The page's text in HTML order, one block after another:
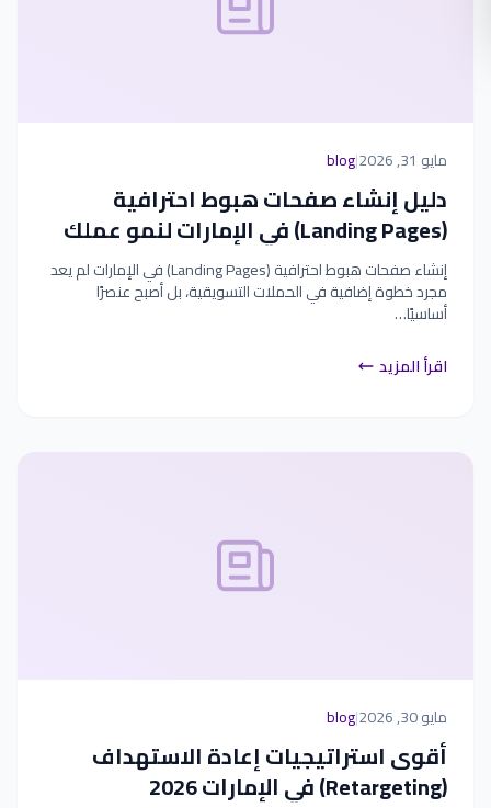
مايو 31, 2026 |
blog
دليل إنشاء صفحات هبوط احترافية
(Landing Pages) في الإمارات لنمو عملك
إنشاء صفحات هبوط احترافية (Landing Pages) في الإمارات لم يعد
مجرد خطوة إضافية في الحملات التسويقية، بل أصبح عنصرًا
أساسيًا…
اقرأ المزيد
مايو 30, 2026 |
blog
أقوى استراتيجيات إعادة الاستهداف
(Retargeting) في الإمارات 2026